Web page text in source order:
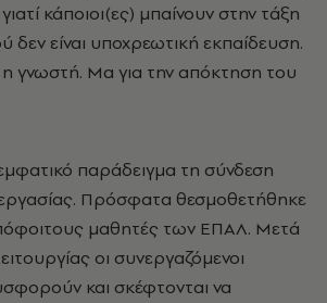
κάποιοι(ες) μπαίνουν στην τάξη
δεν είναι υποχρεωτική εκπαίδευση.
η γνωστή. Μα για την απόκτηση του
παράδειγμα τη σύνδεση
Πρόσφατα θεσμοθετήθηκε
μαθητές των ΕΠΑΛ. Μετά
οι συνεργαζόμενοι
και σκέφτονται να